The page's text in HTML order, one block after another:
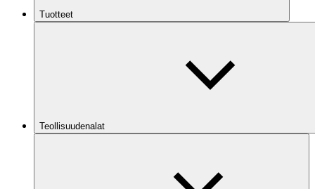
Tuotteet
Teollisuudenalat